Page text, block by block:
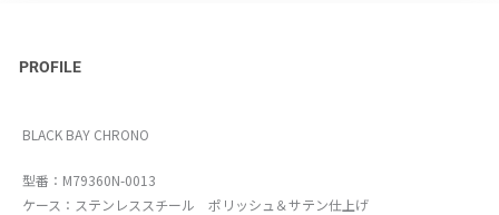
PROFILE
BLACK BAY CHRONO
型番：M79360N-0013
ケース：ステンレススチール ポリッシュ＆サテン仕上げ